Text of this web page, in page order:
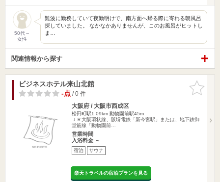
50代～
女性
難波に勤務していて夜勤明けで、南方面へ帰る際に寄れる朝風呂
探していました。 なかなかありませんが、このお風呂がヒットし
ま…
関連情報から探す
お気に入
りに追加
ビジネスホテル来山北館
-点/ 0 件
大阪府 / 大阪市西成区
松田町駅1.09km 動物園前駅45m
ＪＲ大阪環状線、阪堺電鉄「新今宮駅」または、地下鉄御
堂筋線「動物園前…
営業時間
入浴料金 ～
宿泊 サウナ
楽天トラベルの宿泊プランを見る